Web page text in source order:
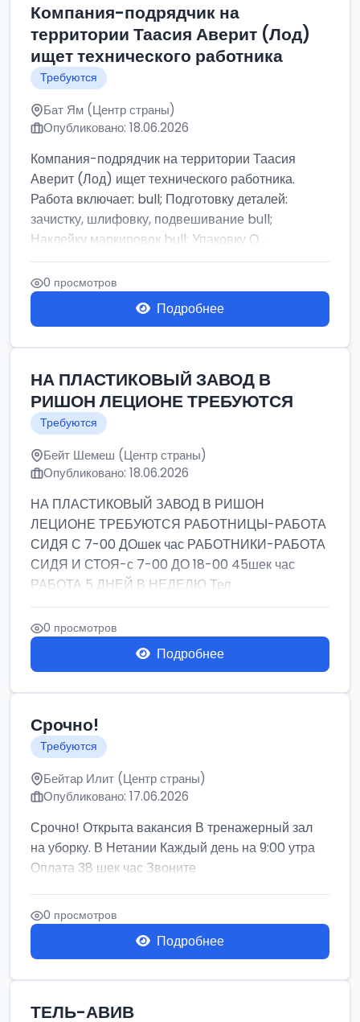
Компания-подрядчик на
территории Таасия Аверит (Лод)
ищет технического работника
Требуются
Бат Ям (Центр страны)
Опубликовано: 18.06.2026
Компания-подрядчик на территории Таасия
Аверит (Лод) ищет технического работника.
Работа включает: bull; Подготовку деталей:
зачистку, шлифовку, подвешивание bull;
Наклейку маркировок bull; Упаковку О...
0 просмотров
Подробнее
НА ПЛАСТИКОВЫЙ ЗАВОД В
РИШОН ЛЕЦИОНЕ ТРЕБУЮТСЯ
Требуются
Бейт Шемеш (Центр страны)
Опубликовано: 18.06.2026
НА ПЛАСТИКОВЫЙ ЗАВОД В РИШОН
ЛЕЦИОНЕ ТРЕБУЮТСЯ РАБОТНИЦЫ-РАБОТА
СИДЯ С 7-00 ДОшек час РАБОТНИКИ-РАБОТА
СИДЯ И СТОЯ-с 7-00 ДО 18-00 45шек час
РАБОТА 5 ДНЕЙ В НЕДЕЛЮ Тел
0 просмотров
Подробнее
Срочно!
Требуются
Бейтар Илит (Центр страны)
Опубликовано: 17.06.2026
Срочно! Открыта вакансия В тренажерный зал
на уборку. В Нетании Каждый день на 9:00 утра
Оплата 38 шек час Звоните
0 просмотров
Подробнее
ТЕЛЬ-АВИВ